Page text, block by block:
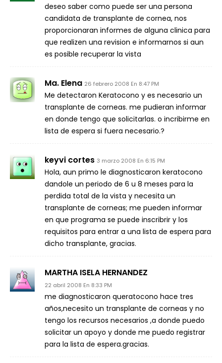
deseo saber como puede ser una persona
candidata de transplante de cornea, nos
proporcionaran informes de alguna clinica para
que realizen una revision e informarnos si aun
es posible recuperar la vista
Ma. Elena 26 febrero 2008 En 8:47 PM
Me detectaron Keratocono y es necesario un
transplante de corneas. me pudieran informar
en donde tengo que solicitarlas. o incribirme en
lista de espera si fuera necesario.?
keyvi cortes 3 marzo 2008 En 6:15 PM
Hola, aun primo le diagnosticaron keratocono
dandole un periodo de 6 u 8 meses para la
perdida total de la vista y necesita un
transplante de corneas; me pueden informar
en que programa se puede inscribrir y los
requisitos para entrar a una lista de espera para
dicho transplante, gracias.
MARTHA ISELA HERNANDEZ
22 abril 2008 En 8:33 PM
me diagnosticaron queratocono hace tres
años,necesito un transplante de corneas y no
tengo los recursos necesarios ,a donde puedo
solicitar un apoyo y donde me puedo registrar
para la lista de espera.gracias.